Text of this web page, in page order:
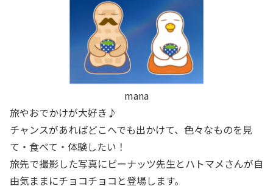
mana
旅やおでかけが大好き♪
チャンスがあればどこへでも出かけて、色々なものを見
て・食べて・体験したい！
旅先で撮影した写真にピーナッツ先生とハトマメさんが自
由気ままにチョコチョコと登場します。